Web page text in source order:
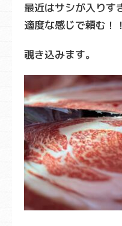
最近はサシが入りす
適度な感じで頼む！
覗き込みます。